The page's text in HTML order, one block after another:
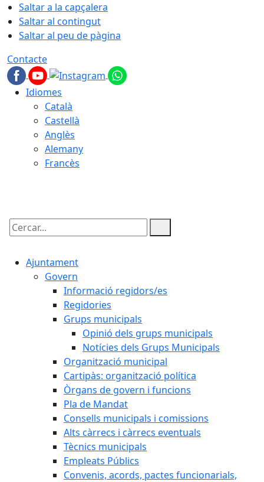
Saltar a la capçalera
Saltar al contingut
Saltar al peu de pàgina
Contacte
Idiomes
Català
Castellà
Anglès
Alemany
Francès
Cercar:
Ajuntament
Govern
Informació regidors/es
Regidories
Grups municipals
Opinió dels grups municipals
Notícies dels Grups Municipals
Organització municipal
Cartipàs: organització política
Òrgans de govern i funcions
Pla de Mandat
Consells municipals i comissions
Alts càrrecs i càrrecs eventuals
Tècnics municipals
Empleats Públics
Convenis, acords, pactes funcionarials,